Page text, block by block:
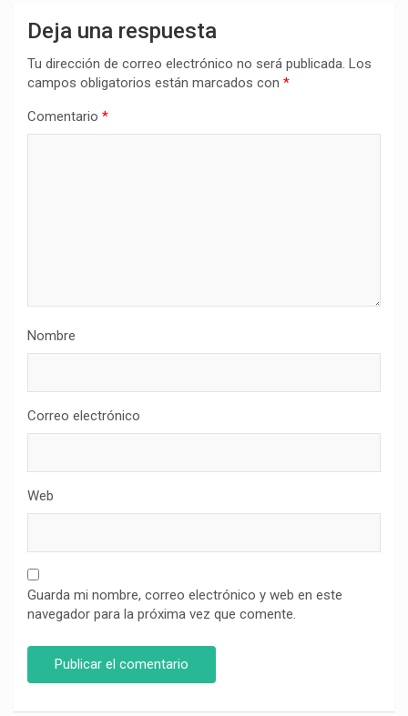
Deja una respuesta
Tu dirección de correo electrónico no será publicada. Los
campos obligatorios están marcados con *
Comentario *
Nombre
Correo electrónico
Web
Guarda mi nombre, correo electrónico y web en este
navegador para la próxima vez que comente.